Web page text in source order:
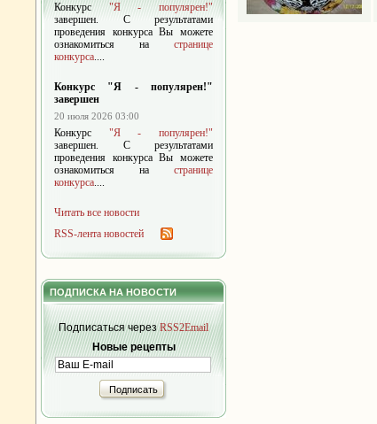
Конкурс"Я - популярен!"
завершен. С результатами
проведения конкурса Вы можете
ознакомиться на странице
конкурса....
Конкурс "Я - популярен!"
завершен
20 июля 2026 03:00
Конкурс "Я - популярен!"
завершен. С результатами
проведения конкурса Вы можете
ознакомиться на странице
конкурса....
Читать все новости
RSS-лента новостей
ПОДПИСКА НА НОВОСТИ
Подписаться черезRSS2Email
Новые рецепты
Подписать